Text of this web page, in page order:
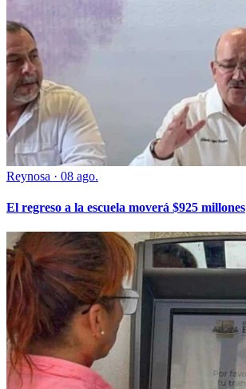
Reynosa · 08 ago.
El regreso a la escuela moverá $925 millones